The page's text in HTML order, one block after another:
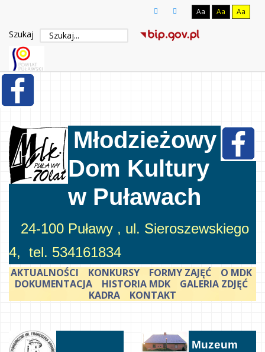
Aa Aa Aa
Szukaj
Młodzieżowy
Dom Kultury
w Puławach
24-100 Puławy , ul. Sieroszewskiego
4, tel. 534161834
AKTUALNOŚCI KONKURSY FORMY ZAJĘĆ
O MDK
DOKUMENTACJA
HISTORIA MDK
GALERIA ZDJĘĆ
KADRA
KONTAKT
Muzeum